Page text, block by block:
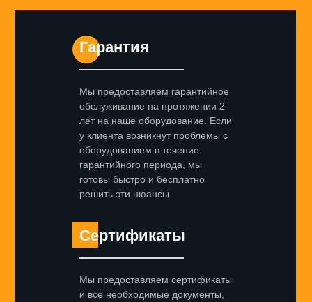
Мы предоставляем гарантийное
обслуживание на протяжении 2
лет на наше оборудование. Если
у клиента возникнут проблемы с
оборудованием в течение
гарантийного периода, мы
готовы быстро и бесплатно
решить эти нюансы
Мы предоставляем сертификаты
и все необходимые документы,
Сертификаты
Гарантия